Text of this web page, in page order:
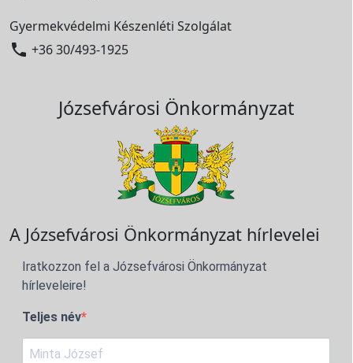
Gyermekvédelmi Készenléti Szolgálat
 +36 30/493-1925
Józsefvárosi Önkormányzat
A Józsefvárosi Önkormányzat hírlevelei
Iratkozzon fel a Józsefvárosi Önkormányzat
hírleveleire!
Teljes név